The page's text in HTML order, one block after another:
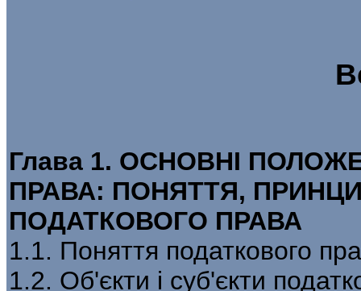
Глава 1. ОСНОВНІ
ПРАВА: ПОНЯТТЯ,
ПОДАТКОВОГО ПРАВА
1.1. Поняття податкового
1.2. Об'єкти і суб'єкти